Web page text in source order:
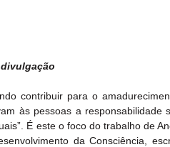
contribuir para o
às pessoas a
É este o foco do trabalho de
da Consciência,